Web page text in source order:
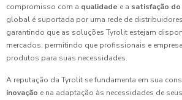
compromisso com a qualidade e a satisfação
global é suportada por uma rede de
garantindo que as soluções Tyrolit estejam
mercados, permitindo que profissionais e
produtos para suas necessidades.
A reputação da Tyrolit se fundamenta em sua
inovação e na adaptação às necessidades de